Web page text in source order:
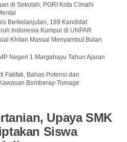
di Sekolah, PGRI Kota Cimahi
Berkelanjutan, 189 Kandidat
Indonesia Kumpul di UNPAR
Khitan Massal Menyambut Bulan
Negeri 1 Margahayu Tahun Ajaran
Fakfak, Bahas Potensi dan
Bomberay-Tomage
Upaya SMK
Siswa